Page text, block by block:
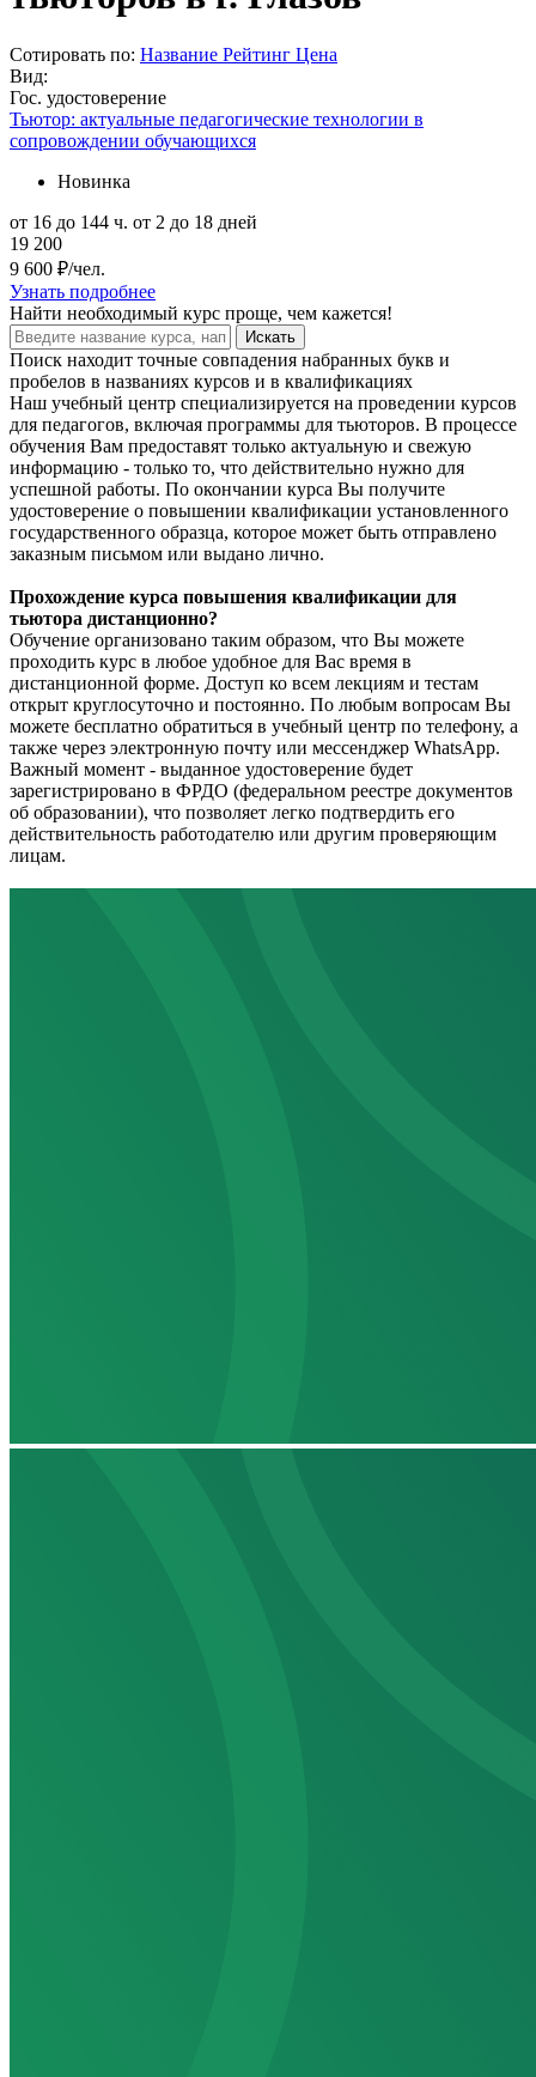
Сотировать по: Название Рейтинг Цена
Вид:
Гос. удостоверение
Тьютор: актуальные педагогические технологии в
сопровождении обучающихся
Новинка
от 16 до 144 ч. от 2 до 18 дней
19 200
9 600 ₽/чел.
Узнать подробнее
Найти необходимый курс проще, чем кажется!
Искать
Поиск находит точные совпадения набранных букв и
пробелов в названиях курсов и в квалификациях
Наш учебный центр специализируется на проведении курсов
для педагогов, включая программы для тьюторов. В процессе
обучения Вам предоставят только актуальную и свежую
информацию - только то, что действительно нужно для
успешной работы. По окончании курса Вы получите
удостоверение о повышении квалификации установленного
государственного образца, которое может быть отправлено
заказным письмом или выдано лично.
Прохождение курса повышения квалификации для
тьютора дистанционно?
Обучение организовано таким образом, что Вы можете
проходить курс в любое удобное для Вас время в
дистанционной форме. Доступ ко всем лекциям и тестам
открыт круглосуточно и постоянно. По любым вопросам Вы
можете бесплатно обратиться в учебный центр по телефону, а
также через электронную почту или мессенджер WhatsApp.
Важный момент - выданное удостоверение будет
зарегистрировано в ФРДО (федеральном реестре документов
об образовании), что позволяет легко подтвердить его
действительность работодателю или другим проверяющим
лицам.